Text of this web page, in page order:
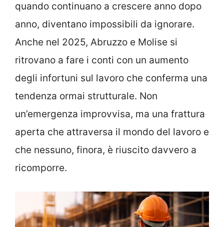
quando continuano a crescere anno dopo
anno, diventano impossibili da ignorare.
Anche nel 2025, Abruzzo e Molise si
ritrovano a fare i conti con un aumento
degli infortuni sul lavoro che conferma una
tendenza ormai strutturale. Non
un’emergenza improvvisa, ma una frattura
aperta che attraversa il mondo del lavoro e
che nessuno, finora, è riuscito davvero a
ricomporre.